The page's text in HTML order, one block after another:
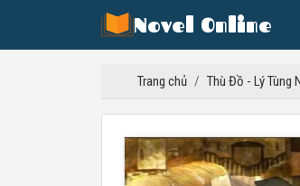
Novel Online
Trang chủ / Thù Đồ - Lý Tùng